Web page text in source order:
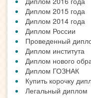
Диплом 2015 года
Диплом 2014 года
Диплом России
Проведенный
Диплом института
Диплом нового
Диплом ГОЗНАК
Купить корочку
Легальный диплом